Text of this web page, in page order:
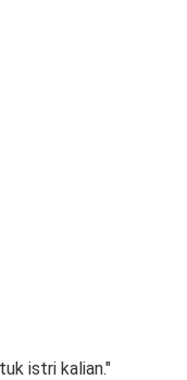
istri kalian."